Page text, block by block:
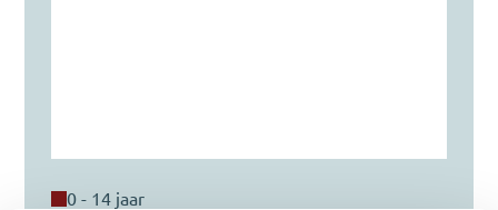
0 - 14 jaar